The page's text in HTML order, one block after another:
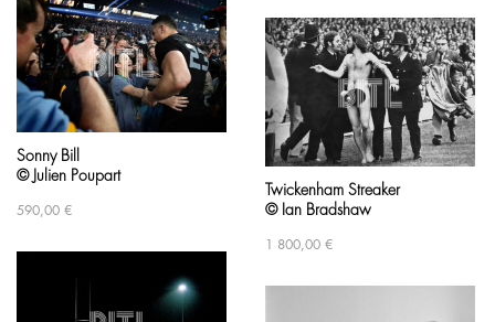
Sonny Bill
© Julien Poupart
590,00 €
Twickenham Streaker
© Ian Bradshaw
1 800,00 €